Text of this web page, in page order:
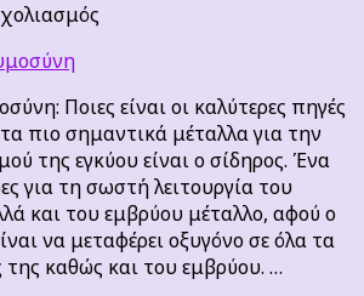
εγκυμοσύνη
:
Ποιες
είναι
οι
καλύτερες
πηγές
σιδήρου;
Ποιες είναι οι καλύτερες πηγές
πιο σημαντικά μέταλλα για την
της εγκύου είναι ο σίδηρος. Ένα
για τη σωστή λειτουργία του
και του εμβρύου μέταλλο, αφού ο
να μεταφέρει οξυγόνο σε όλα τα
καθώς και του εμβρύου. …